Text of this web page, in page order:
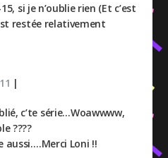
si je n’oublie rien (Et c’est
restée relativement
|
c’te série…Woawwww,
????
Loni !!